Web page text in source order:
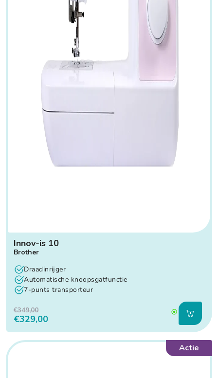
Innov-is 10
Brother
Draadinrijger
Automatische knoopsgatfunctie
7-punts transporteur
€349,00
€329,00
Actie